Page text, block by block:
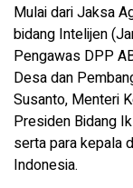
Mulai dari Jaksa
bidang Intelijen
Pengawas DPP
Desa dan
Susanto, Menteri
Presiden Bidang
serta para kepala
Indonesia.